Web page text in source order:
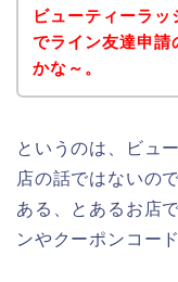
ビューティーラ
でライン友達申請
かな～。
というのは、ビュ
店の話ではないの
ある、とあるお店
ンやクーポンコー